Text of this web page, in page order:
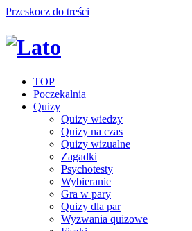
Przeskocz do treści
TOP
Poczekalnia
Quizy
Quizy wiedzy
Quizy na czas
Quizy wizualne
Zagadki
Psychotesty
Wybieranie
Gra w pary
Quizy dla par
Wyzwania quizowe